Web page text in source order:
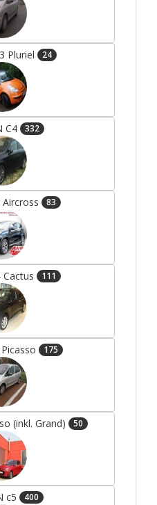
Pluriel 24
C4 332
Aircross 83
Cactus 111
175
(inkl. Grand) 50
c5 400